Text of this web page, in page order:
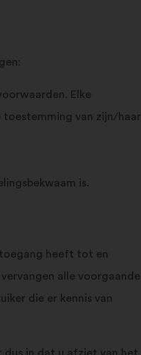
Elke
van zijn/haar
is.
toegang heeft tot en
alle voorgaande
die er kennis van